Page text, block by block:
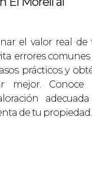
vender su
vender su
Tras
que quería
y mejoras
en una venta
el valor real de
errores comunes
prácticos y
mejor. Conoce
de tu propiedad.